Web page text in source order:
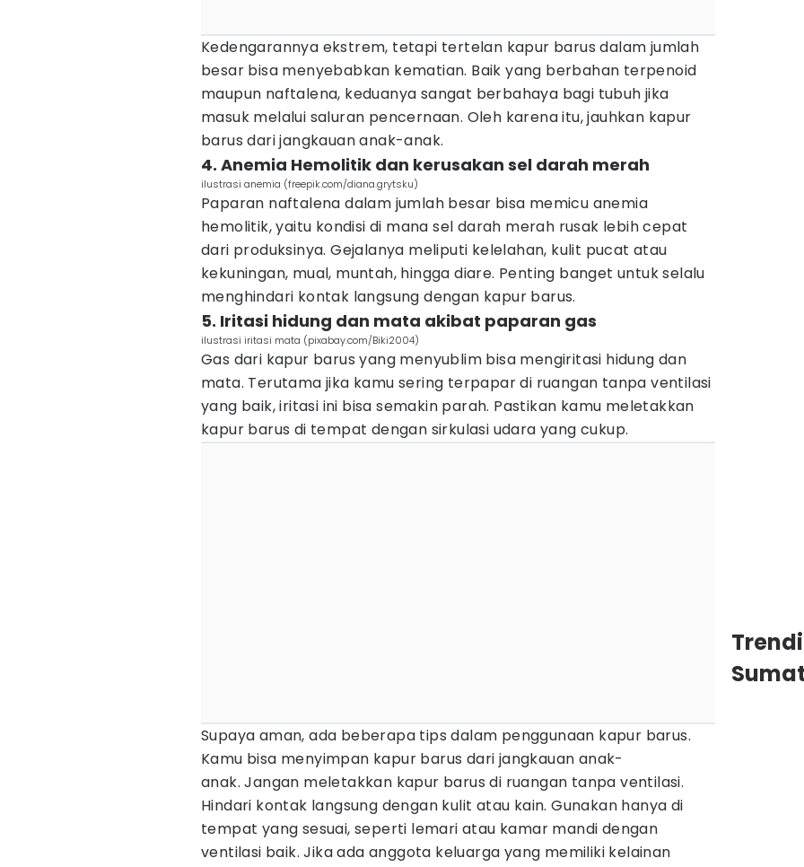
Kedengarannya ekstrem, tetapi tertelan kapur barus dalam jumlah
besar bisa menyebabkan kematian. Baik yang berbahan terpenoid
maupun naftalena, keduanya sangat berbahaya bagi tubuh jika
masuk melalui saluran pencernaan. Oleh karena itu, jauhkan kapur
barus dari jangkauan anak-anak.
4. Anemia Hemolitik dan kerusakan sel darah merah
ilustrasi anemia (freepik.com/diana.grytsku)
Paparan naftalena dalam jumlah besar bisa memicu anemia
hemolitik, yaitu kondisi di mana sel darah merah rusak lebih cepat
dari produksinya. Gejalanya meliputi kelelahan, kulit pucat atau
kekuningan, mual, muntah, hingga diare. Penting banget untuk selalu
menghindari kontak langsung dengan kapur barus.
5. Iritasi hidung dan mata akibat paparan gas
ilustrasi iritasi mata (pixabay.com/Biki2004)
Gas dari kapur barus yang menyublim bisa mengiritasi hidung dan
mata. Terutama jika kamu sering terpapar di ruangan tanpa ventilasi
yang baik, iritasi ini bisa semakin parah. Pastikan kamu meletakkan
kapur barus di tempat dengan sirkulasi udara yang cukup.
Supaya aman, ada beberapa tips dalam penggunaan kapur barus.
Kamu bisa menyimpan kapur barus dari jangkauan anak-
anak. Jangan meletakkan kapur barus di ruangan tanpa ventilasi.
Hindari kontak langsung dengan kulit atau kain. Gunakan hanya di
tempat yang sesuai, seperti lemari atau kamar mandi dengan
ventilasi baik. Jika ada anggota keluarga yang memiliki kelainan